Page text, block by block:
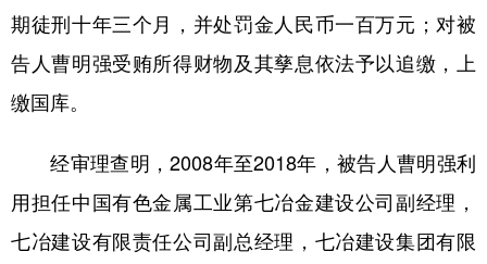
黔南 黔西南
地方频道
北京 天津 河北 山西
辽宁 吉林 上海 江苏
浙江 安徽 福建 江西
期徒刑十年三个月，并处罚金人民币一百万元；对被
告人曹明强受贿所得财物及其孳息依法予以追缴，上
缴国库。
经审理查明，2008年至2018年，被告人曹明强利
用担任中国有色金属工业第七冶金建设公司副经理，
七冶建设有限责任公司副总经理，七冶建设集团有限